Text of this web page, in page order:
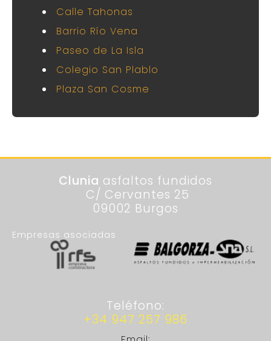
Calle Tahonas
Barrio Río Vena
Paseo de La Isla
Colegio San Plablo
Plaza San Cosme
Clunia asfaltos fundidos
C/ Cervantes 25
09002 Burgos
Empresas asociadas
Teléfono:
+34 947 257 986